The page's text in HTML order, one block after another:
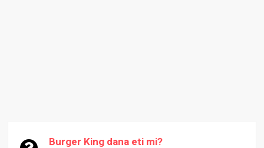
Burger King dana eti mi?